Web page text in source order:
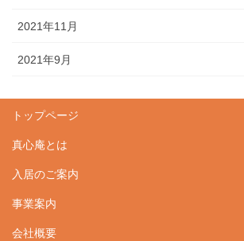
2021年11月
2021年9月
トップページ
真心庵とは
入居のご案内
事業案内
会社概要